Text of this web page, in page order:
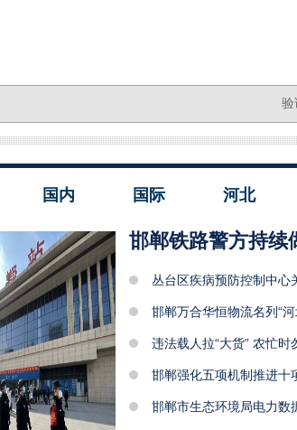
国内 国际 河北
邯郸铁路警方持续
丛台区疾病预防控制中心
邯郸万合华恒物流名列“
违法载人拉“大货” 农忙时
邯郸强化五项机制推进十
邯郸市生态环境局电力数